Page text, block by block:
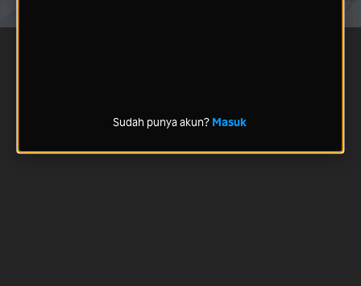
Sudah punya akun? Masuk